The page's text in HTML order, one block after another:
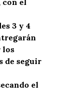
3 y 4
los
de seguir
el